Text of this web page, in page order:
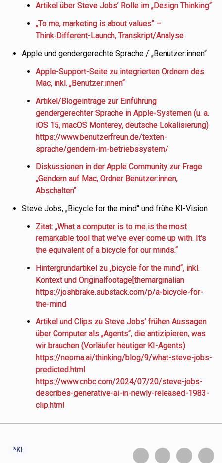
Artikel über Steve Jobs’ Rolle im „Design Thinking“
„To me, marketing is about values“ –
Think‑Different-Launch, Transkript/Analyse
Apple und gendergerechte Sprache / „Benutzer:innen“
Apple-Support-Seite zu integrierten Ordnern des
Mac, inkl. „Benutzer:innen“
Artikel/Blogeinträge zur Einführung
gendergerechter Sprache in Apple-Systemen (u. a.
iOS 15, macOS Monterey, deutsche Lokalisierung)
https://www.benutzerfreun.de/texten-
sprache/gendern-im-betriebssystem/
Diskussionen in der Apple Community zur Frage
„Gendern auf Mac, Ordner Benutzer:innen,
Abschalten“
Steve Jobs, „Bicycle for the mind“ und frühe KI-Vision
Zitat: „What a computer is to me is the most
remarkable tool that we've ever come up with. It's
the equivalent of a bicycle for our minds.“
Hintergrundartikel zu „bicycle for the mind“, inkl.
Kontext und Originalfootage[themarginalian
https://joshbrake.substack.com/p/a-bicycle-for-
the-mind
Artikel und Clips zu Steve Jobs’ frühen Aussagen
über Computer als „Agents“, die antizipieren, was
wir brauchen (Vorläufer heutiger KI-Agents)
https://neoma.ai/thinking/blog/9/what-steve-jobs-
predicted.html
https://www.cnbc.com/2024/07/20/steve-jobs-
describes-generative-ai-in-newly-released-1983-
clip.html
*KI